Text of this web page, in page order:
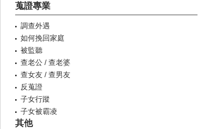
蒐證專業
調查外遇
如何挽回家庭
被監聽
查老公 / 查老婆
查女友 / 查男友
反蒐證
子女行蹤
子女被霸凌
其他